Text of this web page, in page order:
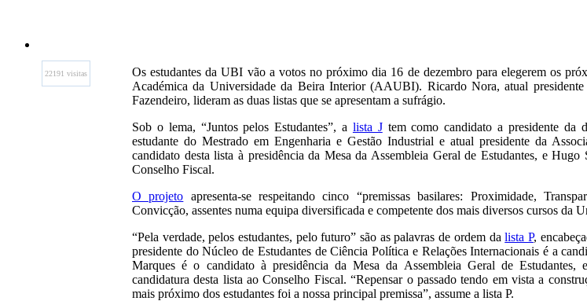
22191 visitas
Os estudantes da UBI vão a votos no próximo dia 16 de dezembro para elegerem os
Académica da Universidade da Beira Interior (AAUBI). Ricardo Nora, atual
Fazendeiro, lideram as duas listas que se apresentam a sufrágio.
Sob o lema, “Juntos pelos Estudantes”, a lista Jtem como candidato a presidente da
estudante do Mestrado em Engenharia e Gestão Industrial e atual presidente da
candidato desta lista à presidência da Mesa da Assembleia Geral de Estudantes, e Hugo
Conselho Fiscal.
O projeto apresenta-se respeitando cinco “premissas basilares: Proximidade,
Convicção, assentes numa equipa diversificada e competente dos mais diversos cursos da
“Pela verdade, pelos estudantes, pelo futuro” são as palavras de ordem dalista P,
presidente do Núcleo de Estudantes de Ciência Política e Relações Internacionais é a
Marques é o candidato à presidência da Mesa da Assembleia Geral de Estudantes,
candidatura desta lista ao Conselho Fiscal. “Repensar o passado tendo em vista a
mais próximo dos estudantes foi a nossa principal premissa”, assume a lista P.